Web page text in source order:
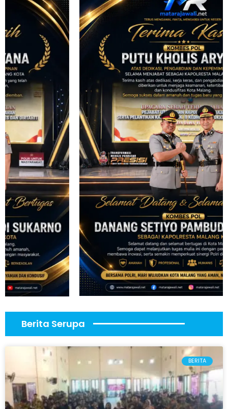
Berita Serupa
BERITA